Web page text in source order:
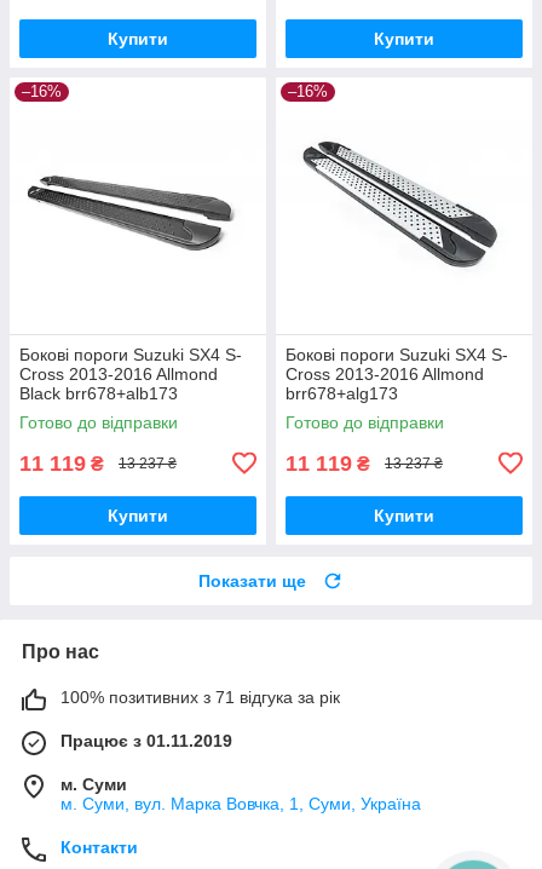
Купити Купити
–16%
Бокові пороги Suzuki SX4 S-
Cross 2013-2016 Allmond
Black brr678+alb173
Готово до відправки
11 119 ₴ 13 237 ₴
Купити
–16%
Бокові пороги Suzuki SX4 S-
Cross 2013-2016 Allmond
brr678+alg173
Готово до відправки
11 119 ₴ 13 237 ₴
Купити
Показати ще
Про нас
100% позитивних з 71 відгука за рік
Працює з 01.11.2019
м. Суми
м. Суми, вул. Марка Вовчка, 1, Суми, Україна
Контакти